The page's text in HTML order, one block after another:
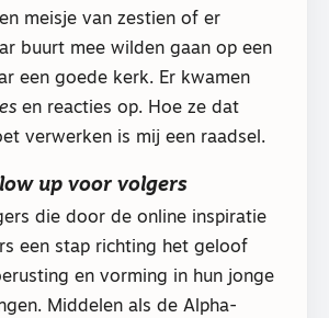
meisje van zestien of er
buurt mee wilden gaan op een
een goede kerk. Er kwamen
en reacties op. Hoe ze dat
verwerken is mij een raadsel.
up voor volgers
die door de online inspiratie
een stap richting het geloof
en vorming in hun jonge
Middelen als de Alpha-